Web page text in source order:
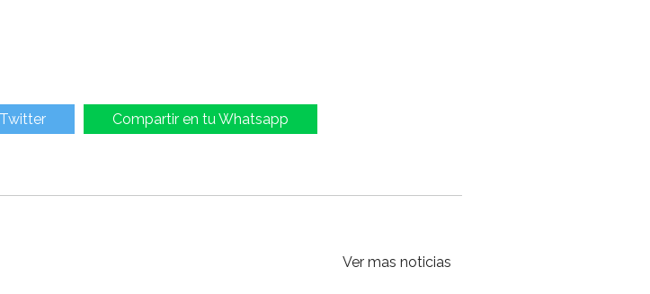
Compartir en tu Whatsapp
Ver mas noticias